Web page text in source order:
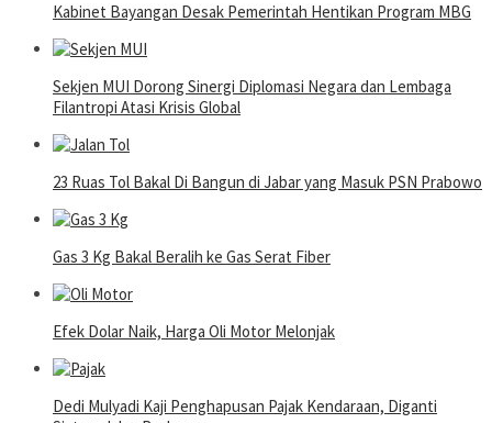
Kabinet Bayangan Desak Pemerintah Hentikan Program MBG
Sekjen MUI Dorong Sinergi Diplomasi Negara dan Lembaga
Filantropi Atasi Krisis Global
23 Ruas Tol Bakal Di Bangun di Jabar yang Masuk PSN Prabowo
Gas 3 Kg Bakal Beralih ke Gas Serat Fiber
Efek Dolar Naik, Harga Oli Motor Melonjak
Dedi Mulyadi Kaji Penghapusan Pajak Kendaraan, Diganti